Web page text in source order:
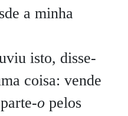
a minha
isto, disse-
coisa: vende
o pelos